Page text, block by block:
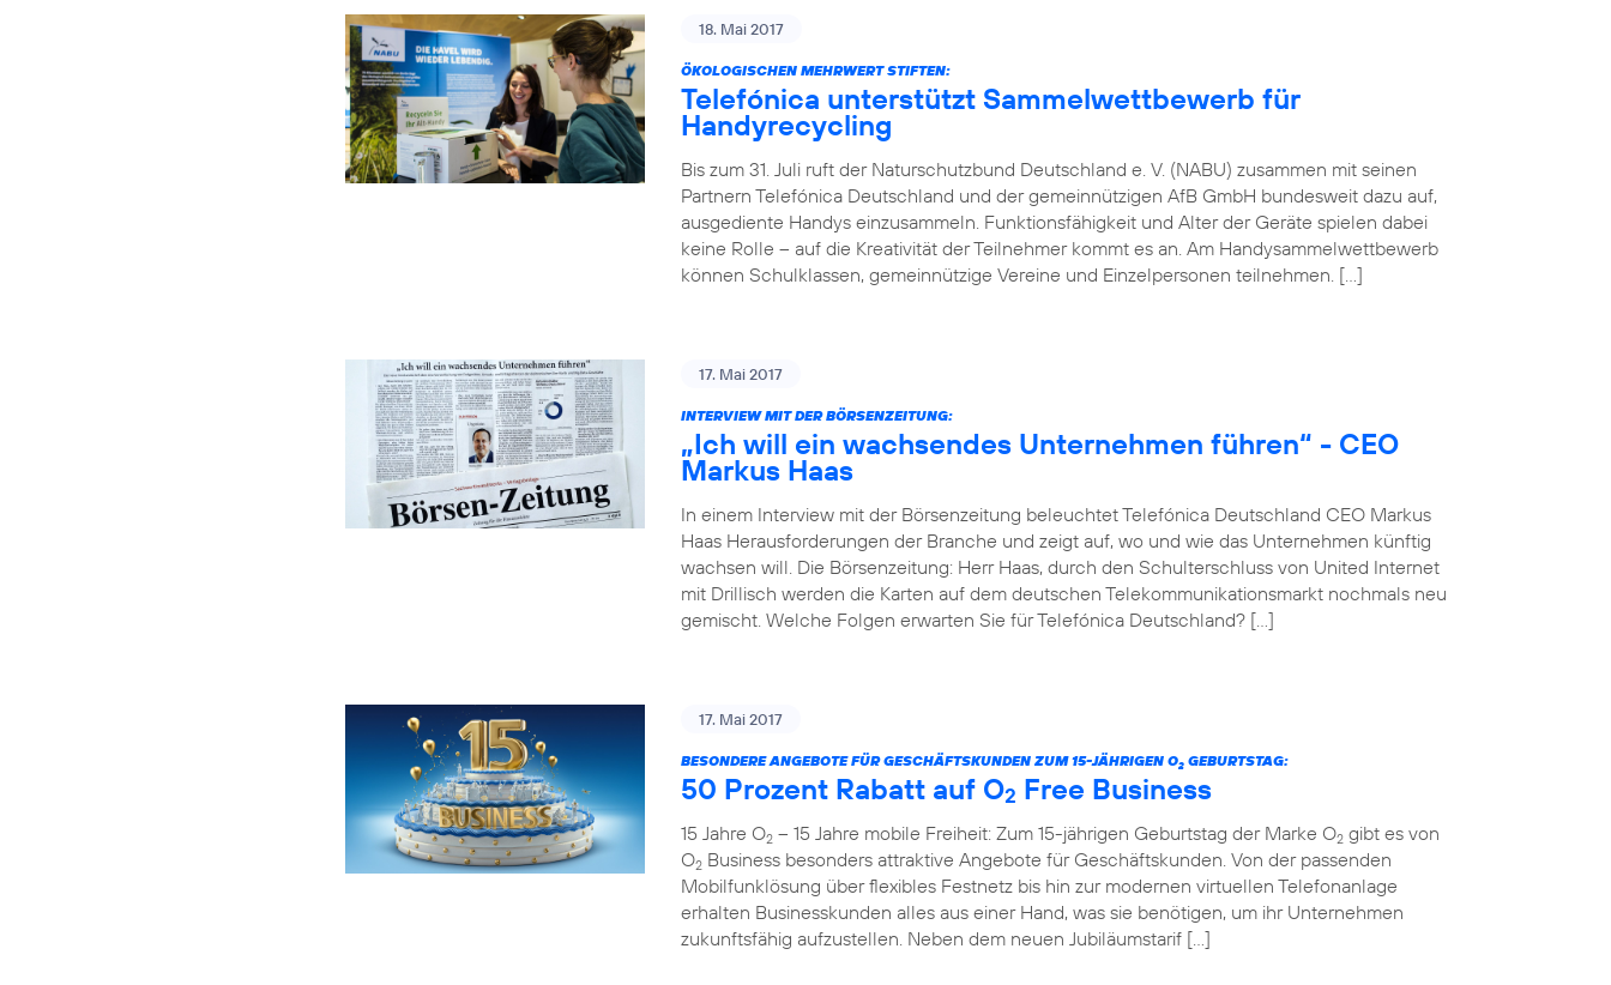
18. Mai 2017
ÖKOLOGISCHEN MEHRWERT STIFTEN:
Telefónica unterstützt Sammelwettbewerb für
Handyrecycling
Bis zum 31. Juli ruft der Naturschutzbund Deutschland e. V. (NABU) zusammen mit seinen
Partnern Telefónica Deutschland und der gemeinnützigen AfB GmbH bundesweit dazu auf,
ausgediente Handys einzusammeln. Funktionsfähigkeit und Alter der Geräte spielen dabei
keine Rolle – auf die Kreativität der Teilnehmer kommt es an. Am Handysammelwettbewerb
können Schulklassen, gemeinnützige Vereine und Einzelpersonen teilnehmen. […]
17. Mai 2017
INTERVIEW MIT DER BÖRSENZEITUNG:
„Ich will ein wachsendes Unternehmen führen“ - CEO
Markus Haas
In einem Interview mit der Börsenzeitung beleuchtet Telefónica Deutschland CEO Markus
Haas Herausforderungen der Branche und zeigt auf, wo und wie das Unternehmen künftig
wachsen will. Die Börsenzeitung: Herr Haas, durch den Schulterschluss von United Internet
mit Drillisch werden die Karten auf dem deutschen Telekommunikationsmarkt nochmals neu
gemischt. Welche Folgen erwarten Sie für Telefónica Deutschland? […]
17. Mai 2017
BESONDERE ANGEBOTE FÜR GESCHÄFTSKUNDEN ZUM 15-JÄHRIGEN O2 GEBURTSTAG:
50 Prozent Rabatt auf O2 Free Business
15 Jahre O2 – 15 Jahre mobile Freiheit: Zum 15-jährigen Geburtstag der Marke O2 gibt es von
O2 Business besonders attraktive Angebote für Geschäftskunden. Von der passenden
Mobilfunklösung über flexibles Festnetz bis hin zur modernen virtuellen Telefonanlage
erhalten Businesskunden alles aus einer Hand, was sie benötigen, um ihr Unternehmen
zukunftsfähig aufzustellen. Neben dem neuen Jubiläumstarif […]